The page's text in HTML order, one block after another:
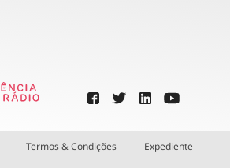
Termos & Condições Expediente